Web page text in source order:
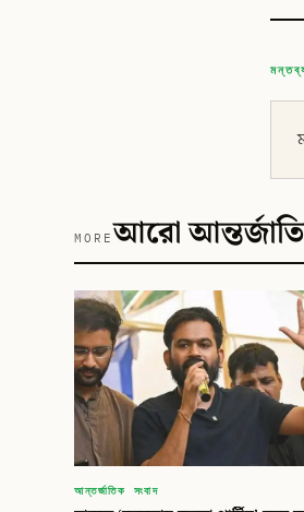
MOREআরো
আন্তর্জাতিক সংবাদ